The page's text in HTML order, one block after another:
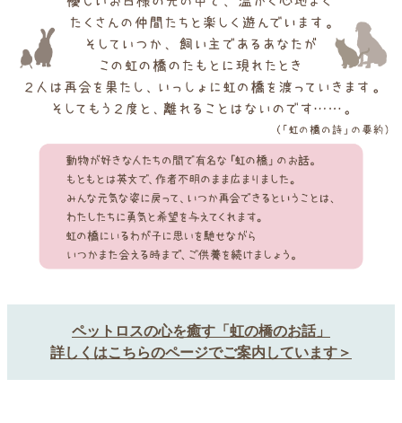
ペットロスの心を癒す「虹の橋のお話」
詳しくはこちらのページでご案内しています＞